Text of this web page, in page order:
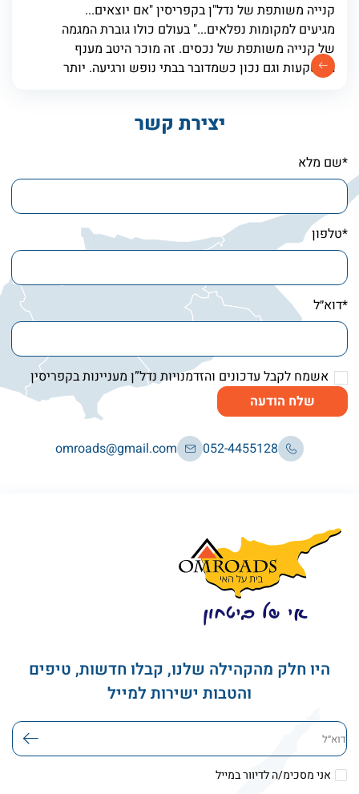
קנייה משותפת של נדל"ן בקפריסין "אם יוצאים...
מגיעים למקומות נפלאים..." בעולם כולו גוברת המגמה
של קנייה משותפת של נכסים. זה מוכר היטב מענף
ההשקעות וגם נכון כשמדובר בבתי נופש ורגיעה. יותר
יצירת קשר
*שם מלא
*טלפון
*דוא״ל
אשמח לקבל עדכונים והזדמנויות נדל”ן מעניינות בקפריסין
שלח הודעה
052-4455128
omroads@gmail.com
היו חלק מהקהילה שלנו, קבלו חדשות, טיפים
והטבות ישירות למייל
דוא׳׳ל
אני מסכימ/ה לדיוור במייל